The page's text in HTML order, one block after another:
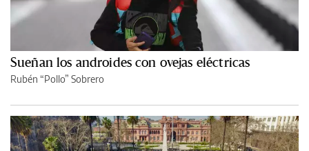
Sueñan los androides con ovejas eléctricas
Rubén “Pollo” Sobrero